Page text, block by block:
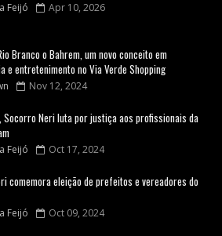
Feijó Apr 10, 2026
Branco o Bahrem, um novo conceito em
e entretenimento no Via Verde Shopping
Nov 12, 2024
Socorro Neri luta por justiça aos profissionais da
Feijó Oct 17, 2024
comemora eleição de prefeitos e vereadores do
Feijó Oct 09, 2024